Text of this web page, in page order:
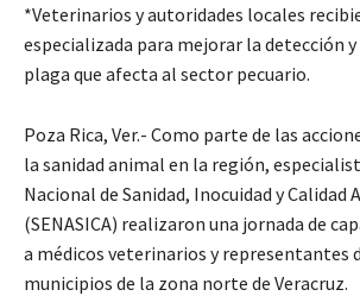
*Veterinarios y autoridades locales
especializada para mejorar la detección
plaga que afecta al sector pecuario.
Poza Rica, Ver.- Como parte de las
la sanidad animal en la región,
Nacional de Sanidad, Inocuidad y
(SENASICA) realizaron una jornada de
a médicos veterinarios y representantes
municipios de la zona norte de Veracruz.